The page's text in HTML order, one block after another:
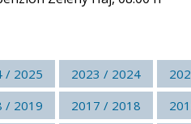
/ 2025 2023 / 2024
/ 2019 2017 / 2018